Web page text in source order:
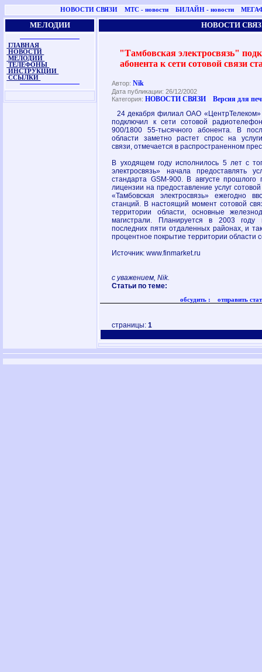
НОВОСТИ СВЯЗИ МТС - новости БИЛАЙН - новости
МЕЛОДИИ
ГЛАВНАЯ
НОВОСТИ
МЕЛОДИИ
ТЕЛЕФОНЫ
ИНСТРУКЦИИ
ССЫЛКИ
НОВОСТИ
"Тамбовская электросвязь"
абонента к сети сотовой связи
Автор:Nik
Дата публикации: 26/12/2002
Категория:НОВОСТИ СВЯЗИ
Версия для
24 декабря филиал ОАО «ЦентрТелеком»
подключил к сети сотовой
900/1800 55-тысячного абонента. В
области заметно растет спрос на
связи, отмечается в распространенном
В уходящем году исполнилось 5 лет с
электросвязь» начала предоставлять
стандарта GSM-900. В августе прошлого
лицензии на предоставление услуг
«Тамбовская электросвязь» ежегодно
станций. В настоящий момент сотовой
территории области, основные
магистрали. Планируется в 2003 году
последних пяти отдаленных районах, и
процентное покрытие территории области
Источник: www.finmarket.ru
с уважением, Nik.
Статьи по теме:
обсудить : отправить
страницы:1